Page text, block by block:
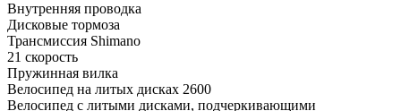
Внутренняя проводка
Дисковые тормоза
Трансмиссия Shimano
21 скорость
Пружинная вилка
Велосипед на литых дисках 2600
Велосипед с литыми дисками, подчеркивающими